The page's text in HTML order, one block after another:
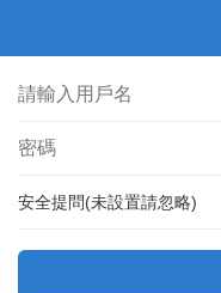
安全提問(未設置請忽略)